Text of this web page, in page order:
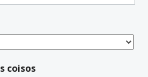
coisos